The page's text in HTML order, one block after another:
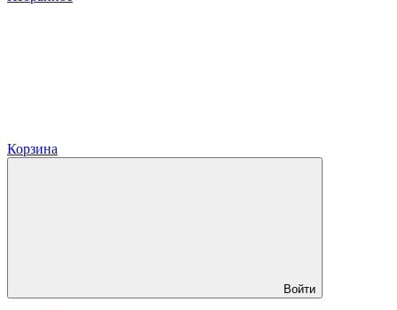
Корзина
Войти